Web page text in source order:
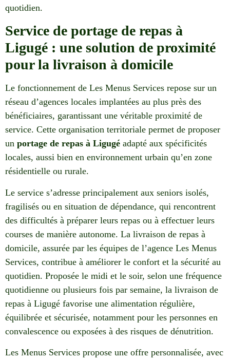
quotidien.
Service de portage de repas à
Ligugé : une solution de proximité
pour la livraison à domicile
Le fonctionnement de Les Menus Services repose sur un
réseau d’agences locales implantées au plus près des
bénéficiaires, garantissant une véritable proximité de
service. Cette organisation territoriale permet de proposer
un portage de repas à Ligugé adapté aux spécificités
locales, aussi bien en environnement urbain qu’en zone
résidentielle ou rurale.
Le service s’adresse principalement aux seniors isolés,
fragilisés ou en situation de dépendance, qui rencontrent
des difficultés à préparer leurs repas ou à effectuer leurs
courses de manière autonome. La livraison de repas à
domicile, assurée par les équipes de l’agence Les Menus
Services, contribue à améliorer le confort et la sécurité au
quotidien. Proposée le midi et le soir, selon une fréquence
quotidienne ou plusieurs fois par semaine, la livraison de
repas à Ligugé favorise une alimentation régulière,
équilibrée et sécurisée, notamment pour les personnes en
convalescence ou exposées à des risques de dénutrition.
Les Menus Services propose une offre personnalisée, avec